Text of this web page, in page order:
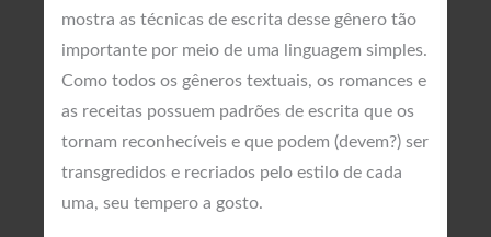
mostra as técnicas de escrita desse gênero tão
importante por meio de uma linguagem simples.
Como todos os gêneros textuais, os romances e
as receitas possuem padrões de escrita que os
tornam reconhecíveis e que podem (devem?) ser
transgredidos e recriados pelo estilo de cada
uma, seu tempero a gosto.